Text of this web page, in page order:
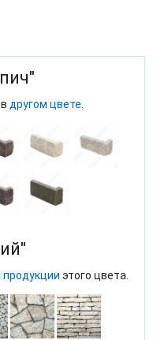
другом цвете
этого цвета.